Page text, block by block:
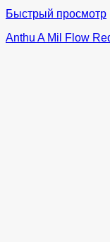
Быстрый просмотр
Anthu A Mil Flow